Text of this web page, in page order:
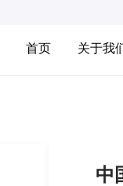
首页 关于我
中